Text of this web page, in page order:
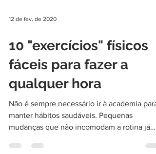
10 "exercícios" físicos
fáceis para fazer a
qualquer hora
Não é sempre necessário ir à academia para
manter hábitos saudáveis. Pequenas
mudanças que não incomodam a rotina já